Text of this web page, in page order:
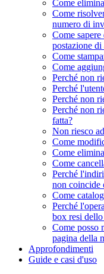
Come
Come
numero di
Come
postazione
Come
Come
Perché non
Perché
Perché non
Perché non
fatta?
Non riesco
Come
Come
Come
Perché
non coincide
Come
Perché
box resi
Come posso
pagina della
Approfondimenti
Guide e casi d'uso